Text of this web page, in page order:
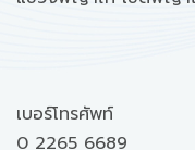
เบอร์โทรศัพท์
0 2265 6689